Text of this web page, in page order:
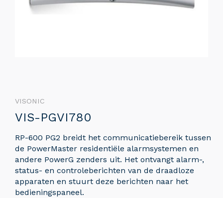
VISONIC
VIS-PGVI780
RP-600 PG2 breidt het communicatiebereik tussen
de PowerMaster residentiële alarmsystemen en
andere PowerG zenders uit. Het ontvangt alarm-,
status- en controleberichten van de draadloze
apparaten en stuurt deze berichten naar het
bedieningspaneel.